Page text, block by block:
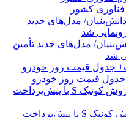
کشور
مدل‌های جدید تأمین
شد
جدول قیمت روز خودرو
ثبت‌نام جدید سایپا آغاز می‌شود؛ فروش کوئیک S با پیش‌پرداخت